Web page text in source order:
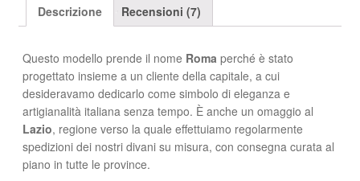
Descrizione Recensioni (7)
Questo modello prende il nome Roma perché è stato
progettato insieme a un cliente della capitale, a cui
desideravamo dedicarlo come simbolo di eleganza e
artigianalità italiana senza tempo. È anche un omaggio al
Lazio, regione verso la quale effettuiamo regolarmente
spedizioni dei nostri divani su misura, con consegna curata al
piano in tutte le province.